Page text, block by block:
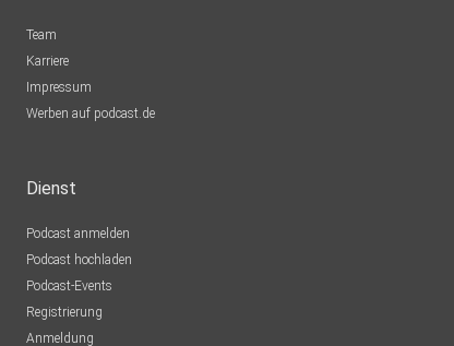
Team
Karriere
Impressum
Werben auf podcast.de
Dienst
Podcast anmelden
Podcast hochladen
Podcast-Events
Registrierung
Anmeldung